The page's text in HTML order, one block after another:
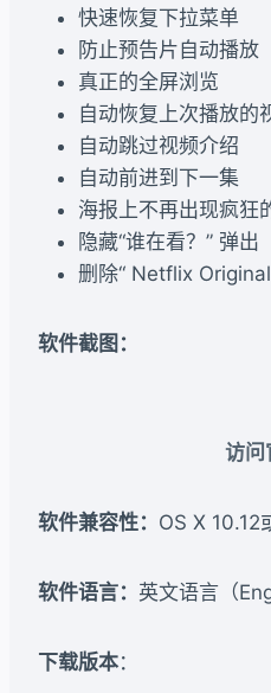
快速恢复下拉菜单
防止预告片自动播放
真正的全屏浏览
自动恢复上次播放的
自动跳过视频介绍
自动前进到下一集
海报上不再出现疯狂
隐藏“谁在看？” 弹出
删除“ Netflix
软件截图：
访问
软件兼容性： OS X 10.12
软件语言： 英文语言（
下载版本：